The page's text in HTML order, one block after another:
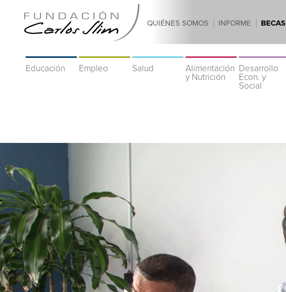
QUIÉNES SOMOS INFORME BECAS
Educación Empleo Salud
Alimentación
y Nutrición
Desarrollo
Econ. y
Social